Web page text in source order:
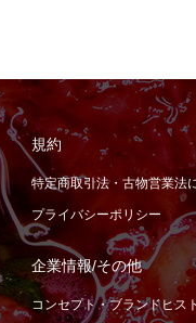
規約
特定商取引法・古物営業法
プライバシーポリシー
企業情報/その他
コンセプト・ブランドヒス